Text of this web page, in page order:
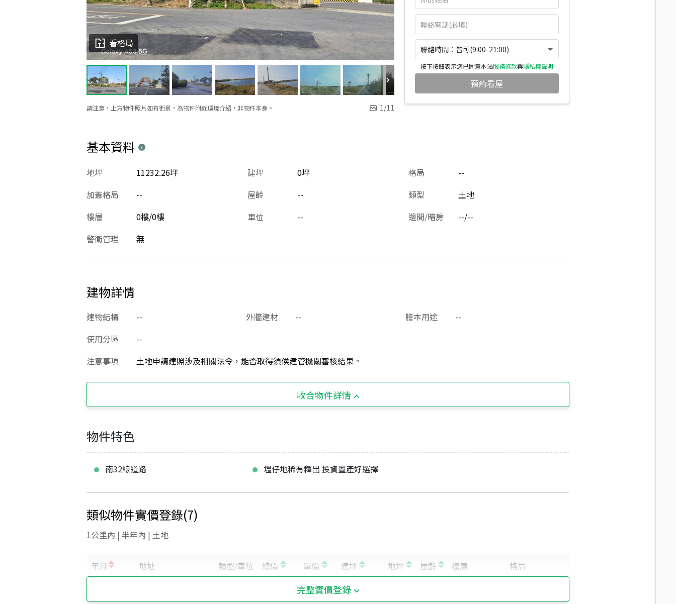
請注意，上方物件照片如有街景，為物件附近環境介紹，非物件本身。 1/11
看格局
聯絡時間：皆可(9:00-21:00)
按下按鈕表示您已同意本站服務條款與隱私權聲明
預約看屋
基本資料
建坪 0坪
地坪 11232.26坪 格局
--
加蓋格局
-- 屋齡 -- 類型
土地
樓層
0樓/0樓 車位 -- 邊間/暗房
--/--
警衛管理
無
建物詳情
建物結構 -- 外牆建材 -- 謄本用途
--
使用分區
--
注意事項
土地申請建照涉及相關法令，能否取得須俟建管機關審核結果。
收合物件詳情
物件特色
南32線道路 塭仔地稀有釋出 投資置產好選擇
類似物件實價登錄(7)
1公里內 | 半年內 | 土地
完整實價登錄